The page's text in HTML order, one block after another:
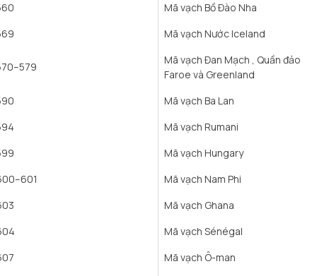
Mã vạch Bồ Đào Nha
Mã vạch Nước Iceland
Mã vạch Đan Mạch , Quần đảo
Faroe và Greenland
Mã vạch Ba Lan
Mã vạch Rumani
Mã vạch Hungary
Mã vạch Nam Phi
Mã vạch Ghana
Mã vạch Sénégal
Mã vạch Ô-man